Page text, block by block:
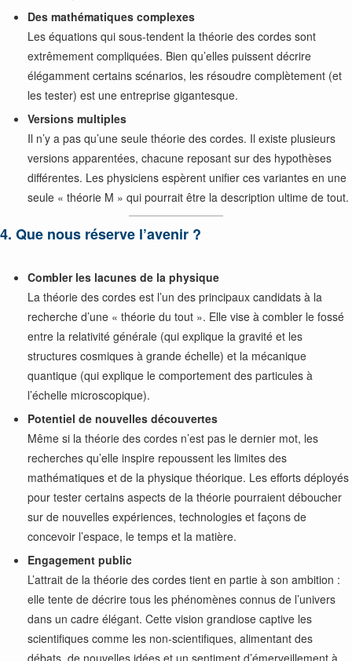
Des mathématiques complexes
Les équations qui sous-tendent la théorie des cordes sont
extrêmement compliquées. Bien qu’elles puissent décrire
élégamment certains scénarios, les résoudre complètement (et
les tester) est une entreprise gigantesque.
Versions multiples
Il n’y a pas qu’une seule théorie des cordes. Il existe plusieurs
versions apparentées, chacune reposant sur des hypothèses
différentes. Les physiciens espèrent unifier ces variantes en une
seule « théorie M » qui pourrait être la description ultime de tout.
4. Que nous réserve l’avenir ?
Combler les lacunes de la physique
La théorie des cordes est l’un des principaux candidats à la
recherche d’une « théorie du tout ». Elle vise à combler le fossé
entre la relativité générale (qui explique la gravité et les
structures cosmiques à grande échelle) et la mécanique
quantique (qui explique le comportement des particules à
l’échelle microscopique).
Potentiel de nouvelles découvertes
Même si la théorie des cordes n’est pas le dernier mot, les
recherches qu’elle inspire repoussent les limites des
mathématiques et de la physique théorique. Les efforts déployés
pour tester certains aspects de la théorie pourraient déboucher
sur de nouvelles expériences, technologies et façons de
concevoir l’espace, le temps et la matière.
Engagement public
L’attrait de la théorie des cordes tient en partie à son ambition :
elle tente de décrire tous les phénomènes connus de l’univers
dans un cadre élégant. Cette vision grandiose captive les
scientifiques comme les non-scientifiques, alimentant des
débats, de nouvelles idées et un sentiment d’émerveillement à